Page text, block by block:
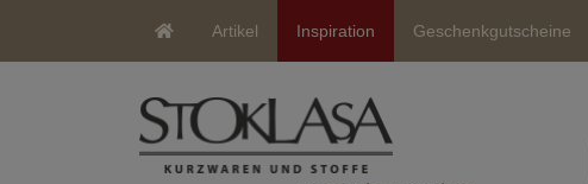
Artikel Inspiration Geschenkgutscheine